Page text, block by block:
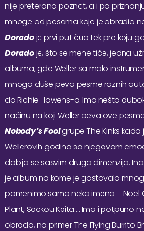
nije preterano poznat, a i po
mnoge od pesama koje je obradio
Doradoje prvi put čuo tek pre koju
Doradoje, što se mene tiče, jedna
albuma, gde Weller sa malo
mnogo duše peva pesme raznih
do Richie Hawens-a. Ima nešto
načinu na koji Weller peva ove
Nobody’s Foolgrupe The Kinks
Wellerovih godina sa njegovom
dobija se sasvim druga dimenzija.
je album na kome je gostovalo
pomenimo samo neka imena – Noel
Plant, Seckou Keita…. Ima i potpuno
obrada, na primer The Flying Burrito